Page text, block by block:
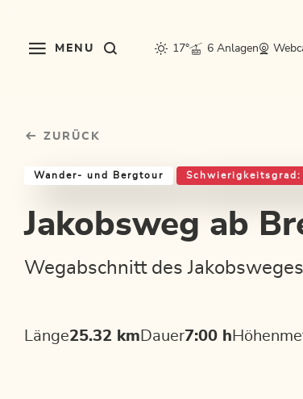
MENU 17° 6 Anlagen
ZURÜCK
Wander- und Bergtour
Jakobsweg ab
Wegabschnitt des
Länge25.32 km Dauer7:00 h